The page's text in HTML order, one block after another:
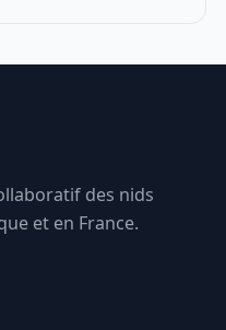
des nids
et en France.